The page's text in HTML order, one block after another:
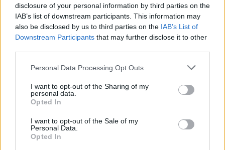
disclosure of your personal information by third parties on the
IAB’s list of downstream participants. This information may
also be disclosed by us to third parties on the IAB’s List of
Downstream Participants that may further disclose it to other
Please note that this website/app uses one or more Google
not limited to your visit or usage behaviour. You may click to
grant or deny consent to Google and its third-party tags to
use your data for below specified purposes in below Google
consent section.
Personal Data Processing Opt Outs
I want to opt-out of the Sharing of my
personal data.
Opted In
I want to opt-out of the Sale of my
Personal Data.
Opted In
Zacznij pisać, żeby zobaczyć wyniki lub przyciśnij ESC,
by zamknąć
SUBSCRIBE
A customizable modal perfect for newsletters